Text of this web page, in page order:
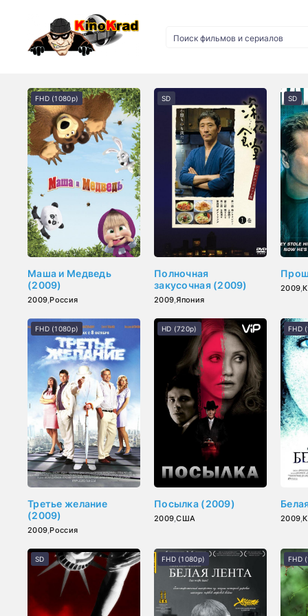
Маша и Медведь
(2009)
2009,Россия
FHD (1080p)
Полночная
закусочная (2009)
2009,Япония
SD
2009,
SD
Третье желание
(2009)
2009,Россия
FHD (1080p)
Посылка (2009)
2009,США
HD (720p)
2009,
FHD
SD FHD (1080p) FHD